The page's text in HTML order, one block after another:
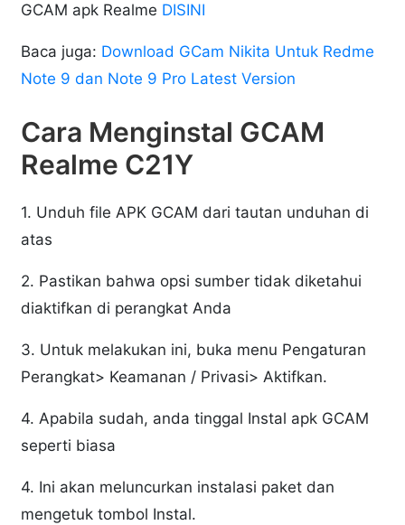
GCAM apk Realme DISINI
Baca juga: Download GCam Nikita Untuk Redme
Note 9 dan Note 9 Pro Latest Version
Cara Menginstal GCAM
Realme C21Y
1. Unduh file APK GCAM dari tautan unduhan di
atas
2. Pastikan bahwa opsi sumber tidak diketahui
diaktifkan di perangkat Anda
3. Untuk melakukan ini, buka menu Pengaturan
Perangkat> Keamanan / Privasi> Aktifkan.
4. Apabila sudah, anda tinggal Instal apk GCAM
seperti biasa
4. Ini akan meluncurkan instalasi paket dan
mengetuk tombol Instal.